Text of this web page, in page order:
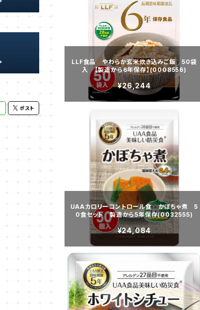
LLF食品 やわらか玄米炊き込みご飯 50袋
入 【製造から6年保存】(0008556)
¥26,244
UAAカロリーコントロール食 かぼちゃ煮 5
0食セット 製造から5年保存(0032555)
¥24,084
ポスト